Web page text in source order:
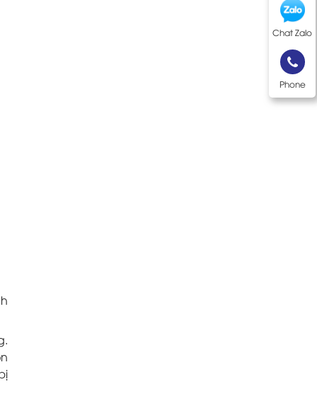
Chat Zalo
Phone